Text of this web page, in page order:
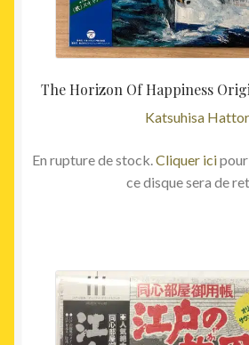
The Horizon Of Happiness
Katsuhisa
En rupture de stock. Cliquer icipour
ce disque sera de